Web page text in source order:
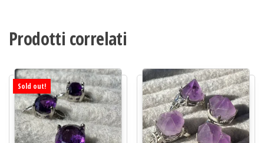
Prodotti correlati
Sold out!